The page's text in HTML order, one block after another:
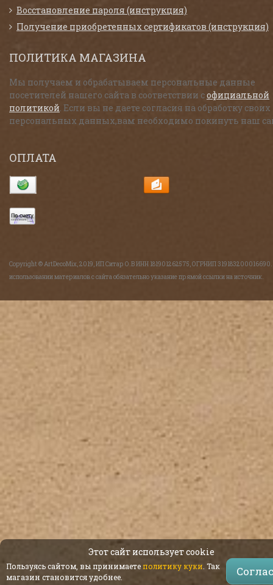
Восстановление пароля (инструкция)
Получение приобретенных сертификатов (инструкция)
ПОЛИТИКА МАГАЗИНА
Мы получаем и обрабатываем персональные данные
посетителей нашего сайта в соответствии софициальной
политикой . Если вы не даете согласия на обработку своих
персональных данных,вам необходимо покинуть наш
ОПЛАТА
Copyright © ArtDecoMix, 2019, ИП Ситар О.В ИНН 181901262575, ОГРНИП
использовании материалов с сайта обязательно указание прямой ссылки на источник.
Этот сайт использует cookie
Пользуясь сайтом, вы принимаете политику куки . Так
магазин становится удобнее.